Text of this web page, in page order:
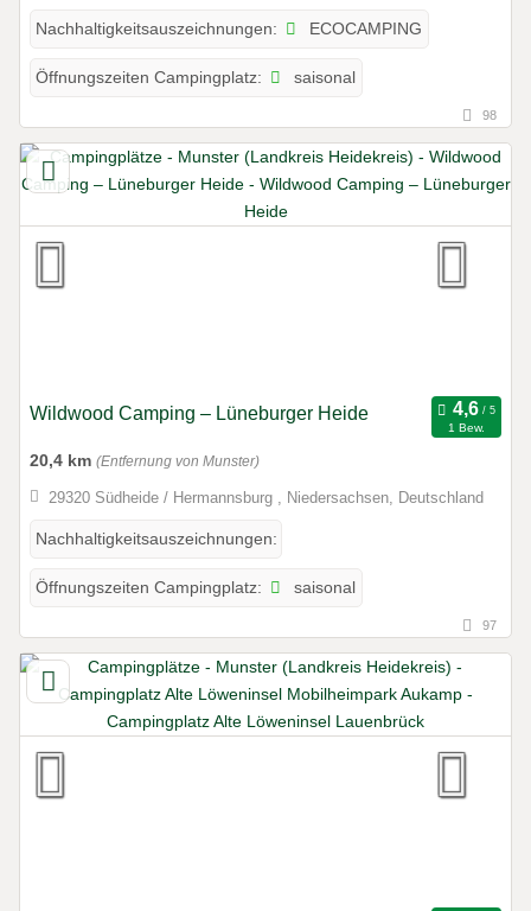
Nachhaltigkeitsauszeichnungen: ECOCAMPING
Öffnungszeiten Campingplatz: saisonal
98
Wildwood Camping – Lüneburger Heide
1 Bew.
20,4 km (Entfernung von Munster)
29320 Südheide / Hermannsburg , Niedersachsen, Deutschland
Nachhaltigkeitsauszeichnungen:
Öffnungszeiten Campingplatz: saisonal
97